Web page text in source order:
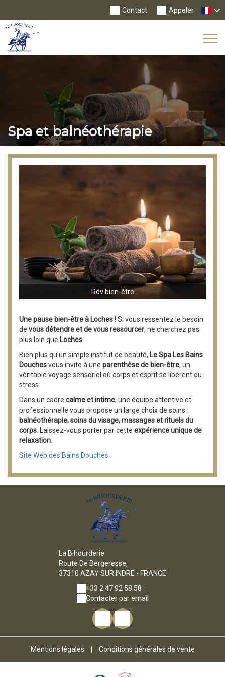
Appeler
Contact
Spa et balnéothérapie
Rdv bien-être
Une pause bien-être à Loches !Si vous ressentez le besoin
de vous détendre et de vous ressourcer, ne cherchez pas
plus loin que Loches
Bien plus qu'un simple institut de beauté, Le Spa Les Bains
Douchesvous invite à une parenthèse de bien-être, un
véritable voyage sensoriel où corps et esprit se libèrent du
stress.
Dans un cadre calme et intime, une équipe attentive et
professionnelle vous propose un large choix de soins :
balnéothérapie, soins du visage, massages et rituels du
corps . Laissez-vous porter par cette expérience unique de
relaxation
Site Web des Bains Douches
La Bihourderie
Route De Bergeresse,
37310 AZAY SUR INDRE - FRANCE
+33 2 47 92 58 58
Contacter par email
Mentions légales Conditions générales de vente